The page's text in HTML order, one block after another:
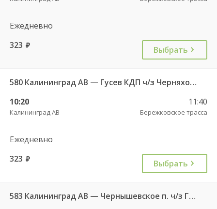
Ежедневно
323 руб. Выбрать
580 Калининград АВ — Гусев КДП ч/з Черняховск АС
10:20
Калининград АВ
11:40
Бережковское трасса
Ежедневно
323 руб. Выбрать
583 Калининград АВ — Чернышевское п. ч/з Гвардейск КДП, Черняховск АС